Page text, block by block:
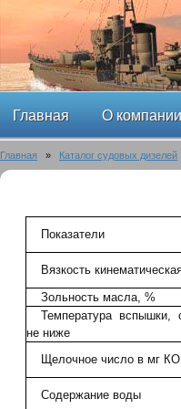
Главная О компании
Главная » Каталог судовых дизелей
Показатели
Вязкость
Зольность масла, %
Температура
не ниже
Щелочное число в мг
Содержание воды